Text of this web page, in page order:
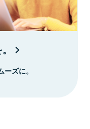
ズに。